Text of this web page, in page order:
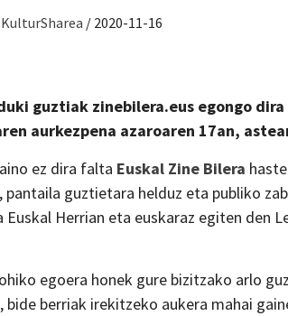
KulturSharea / 2020-11-16
guztiak zinebilera.eus egongo
aurkezpena azaroaren 17an,
ez dira falta Euskal Zine Bilera
guztietara helduz eta publiko
Euskal Herrian eta euskaraz egiten den
egoera honek gure bizitzako arlo
berriak irekitzeko aukera mahai